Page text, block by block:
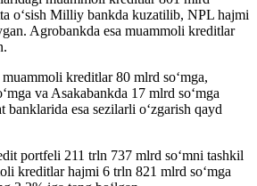
o‘sish Milliy bankda kuzatilib, NPL hajmi
Agrobankda esa muammoli kreditlar
kreditlar 80 mlrd so‘mga,
va Asakabankda 17 mlrd so‘mga
banklarida esa sezilarli o‘zgarish qayd
portfeli 211 trln 737 mlrd so‘mni tashkil
kreditlar hajmi 6 trln 821 mlrd so‘mga